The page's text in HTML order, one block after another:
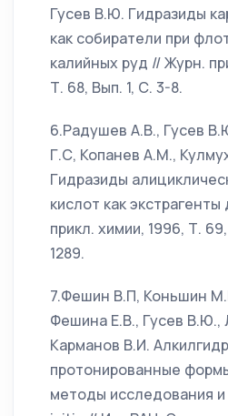
Гусев В.Ю. Гидразиды
как собиратели при
калийных руд // Журн.
Т. 68, Вып. 1, С. 3-8.
6.Радушев А.В., Гусев
Г.С, Копанев А.М.,
Гидразиды
кислот как
прикл. химии, 1996, Т.
1289.
7.Фешин В.П, Коньшин
Фешина Е.В., Гусев В.Ю.,
Карманов В.И.
протонированные
методы исследования